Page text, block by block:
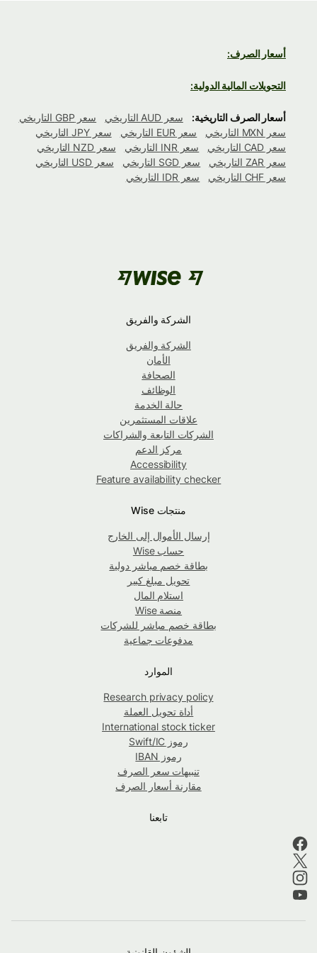
أسعار الصرف:
التحويلات المالية الدولية:
أسعار الصرف التاريخية: سعر AUD التاريخي
سعر GBP التاريخي
سعر MXN التاريخي
سعر EUR التاريخي
سعر JPY التاريخي
سعر CAD التاريخي
سعر INR التاريخي
سعر NZD التاريخي
سعر ZAR التاريخي
سعر SGD التاريخي
سعر USD التاريخي
سعر CHF التاريخي
سعر IDR التاريخي
الشركة والفريق
الشركة والفريق
الأمان
الصحافة
الوظائف
حالة الخدمة
علاقات المستثمرين
الشركات التابعة والشراكات
مركز الدعم
Accessibility
Feature availability checker
منتجات Wise
إرسال الأموال إلى الخارج
حساب Wise
بطاقة خصم مباشر دولية
تحويل مبلغ كبير
استلام المال
منصة Wise
بطاقة خصم مباشر للشركات
مدفوعات جماعية
الموارد
Research privacy policy
أداة تحويل العملة
International stock ticker
رموز Swift/IC
رموز IBAN
تنبيهات سعر الصرف
مقارنة أسعار الصرف
تابعنا